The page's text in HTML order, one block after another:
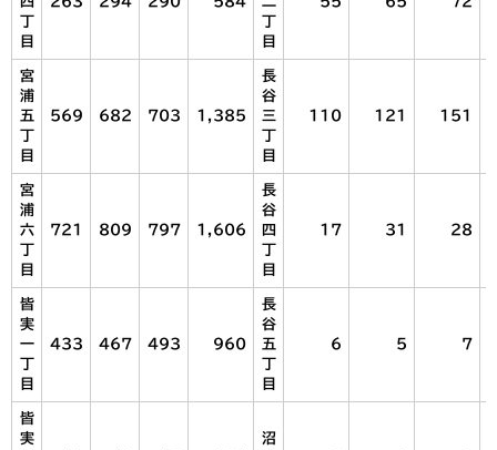
目
目
宮
浦
五
目
569 682 703 1,385
長
谷
三
目
110 121 151
宮
浦
六
目
721 809 797 1,606
長
谷
四
目
17 31 28
皆
実
一
目
433 467 493 960
長
谷
五
目
6 5 7
皆
実
沼